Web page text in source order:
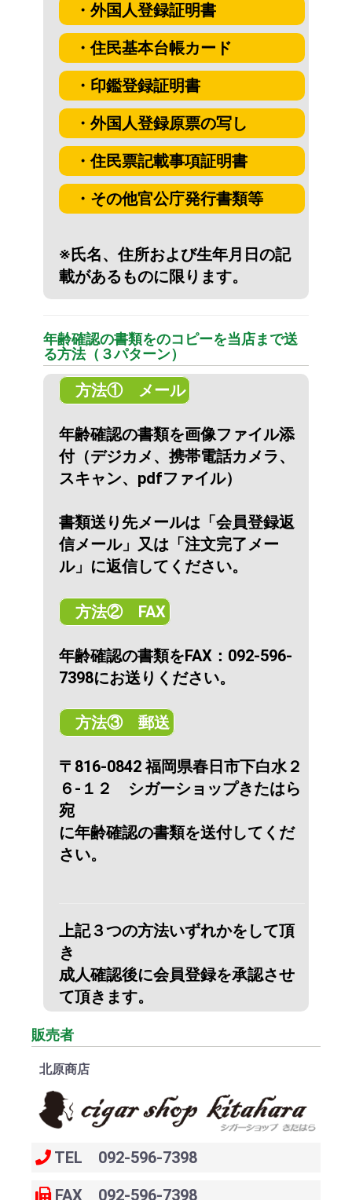
・外国人登録証明書
・住民基本台帳カード
・印鑑登録証明書
・外国人登録原票の写し
・住民票記載事項証明書
・その他官公庁発行書類等
※氏名、住所および生年月日の記
載があるものに限ります。
年齢確認の書類をのコピーを当店まで送
る方法（３パターン）
方法① メール
年齢確認の書類を画像ファイル添
付（デジカメ、携帯電話カメラ、
スキャン、pdfファイル）
書類送り先メールは「会員登録返
信メール」又は「注文完了メー
ル」に返信してください。
方法② FAX
年齢確認の書類をFAX：092-596-
7398にお送りください。
方法③ 郵送
〒816-0842 福岡県春日市下白水２
６-１２ シガーショップきたはら
宛
に年齢確認の書類を送付してくだ
さい。
上記３つの方法いずれかをして頂
き
成人確認後に会員登録を承認させ
て頂きます。
販売者
北原商店
TEL 092-596-7398
FAX 092-596-7398